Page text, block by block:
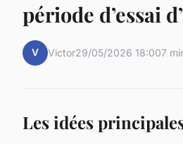
période d’essai
V Victor29/05/2026 18:007
Les idées